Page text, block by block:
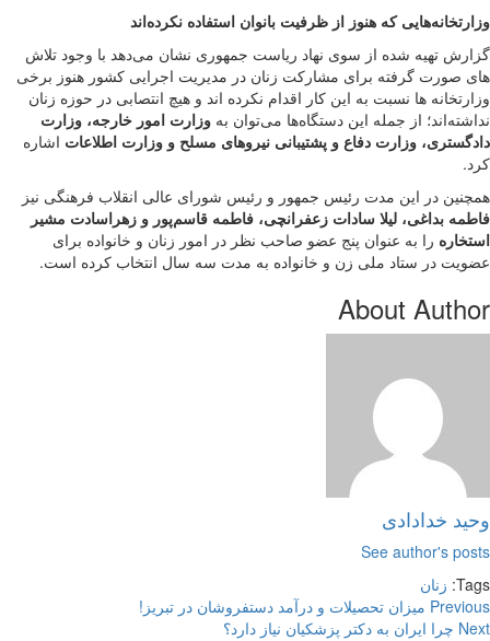
وزارتخانه‌هایی که هنوز از ظرفیت بانوان استفاده نکرده‌اند
گزارش تهیه شده از سوی نهاد ریاست جمهوری نشان می‌دهد با وجود تلاش
های صورت گرفته برای مشارکت زنان در مدیریت اجرایی کشور هنوز برخی
وزارتخانه ها نسبت به این کار اقدام نکرده اند و هیچ انتصابی در حوزه زنان
نداشته‌اند؛ از جمله این دستگاه‌ها می‌توان به وزارت امور خارجه، وزارت
دادگستری، وزارت دفاع و پشتیبانی نیروهای مسلح و وزارت اطلاعات اشاره
کرد.
همچنین در این مدت رئیس جمهور و رئیس شورای عالی انقلاب فرهنگی نیز
فاطمه بداغی، لیلا سادات زعفرانچی، فاطمه قاسم‌پور و زهراسادت مشیر
استخاره را به عنوان پنج عضو صاحب نظر در امور زنان و خانواده برای
عضویت در ستاد ملی زن و خانواده به مدت سه سال انتخاب کرده است.
About Author
وحید خدادادی
See author's posts
Tags: زنان
Previous میزان تحصیلات و درآمد دستفروشان در تبریز!
Next چرا ایران به دکتر پزشکیان نیاز دارد؟